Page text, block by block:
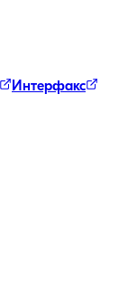
Интерфакс